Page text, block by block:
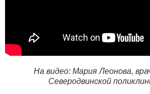
На видео: Мария Леонова,
Северодвинской